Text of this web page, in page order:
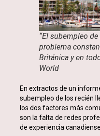
“El subempleo
problema
Británica y en
World
En extractos de un
subempleo de los recién
los dos factores más
son la falta de redes
de experiencia canadiense.